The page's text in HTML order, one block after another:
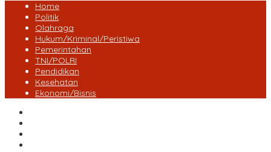
Home
Politik
Olahraga
Hukum/Kriminal/Peristiwa
Pemerintahan
TNI/POLRI
Pendidikan
Kesehatan
Ekonomi/Bisnis